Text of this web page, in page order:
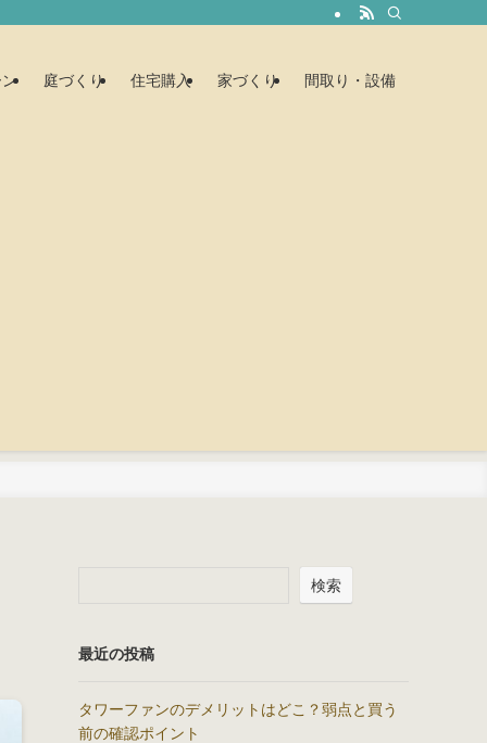
庭づくり 住宅購入 家づくり 間取り・設備
検索
最近の投稿
タワーファンのデメリットはどこ？弱点と買う
前の確認ポイント